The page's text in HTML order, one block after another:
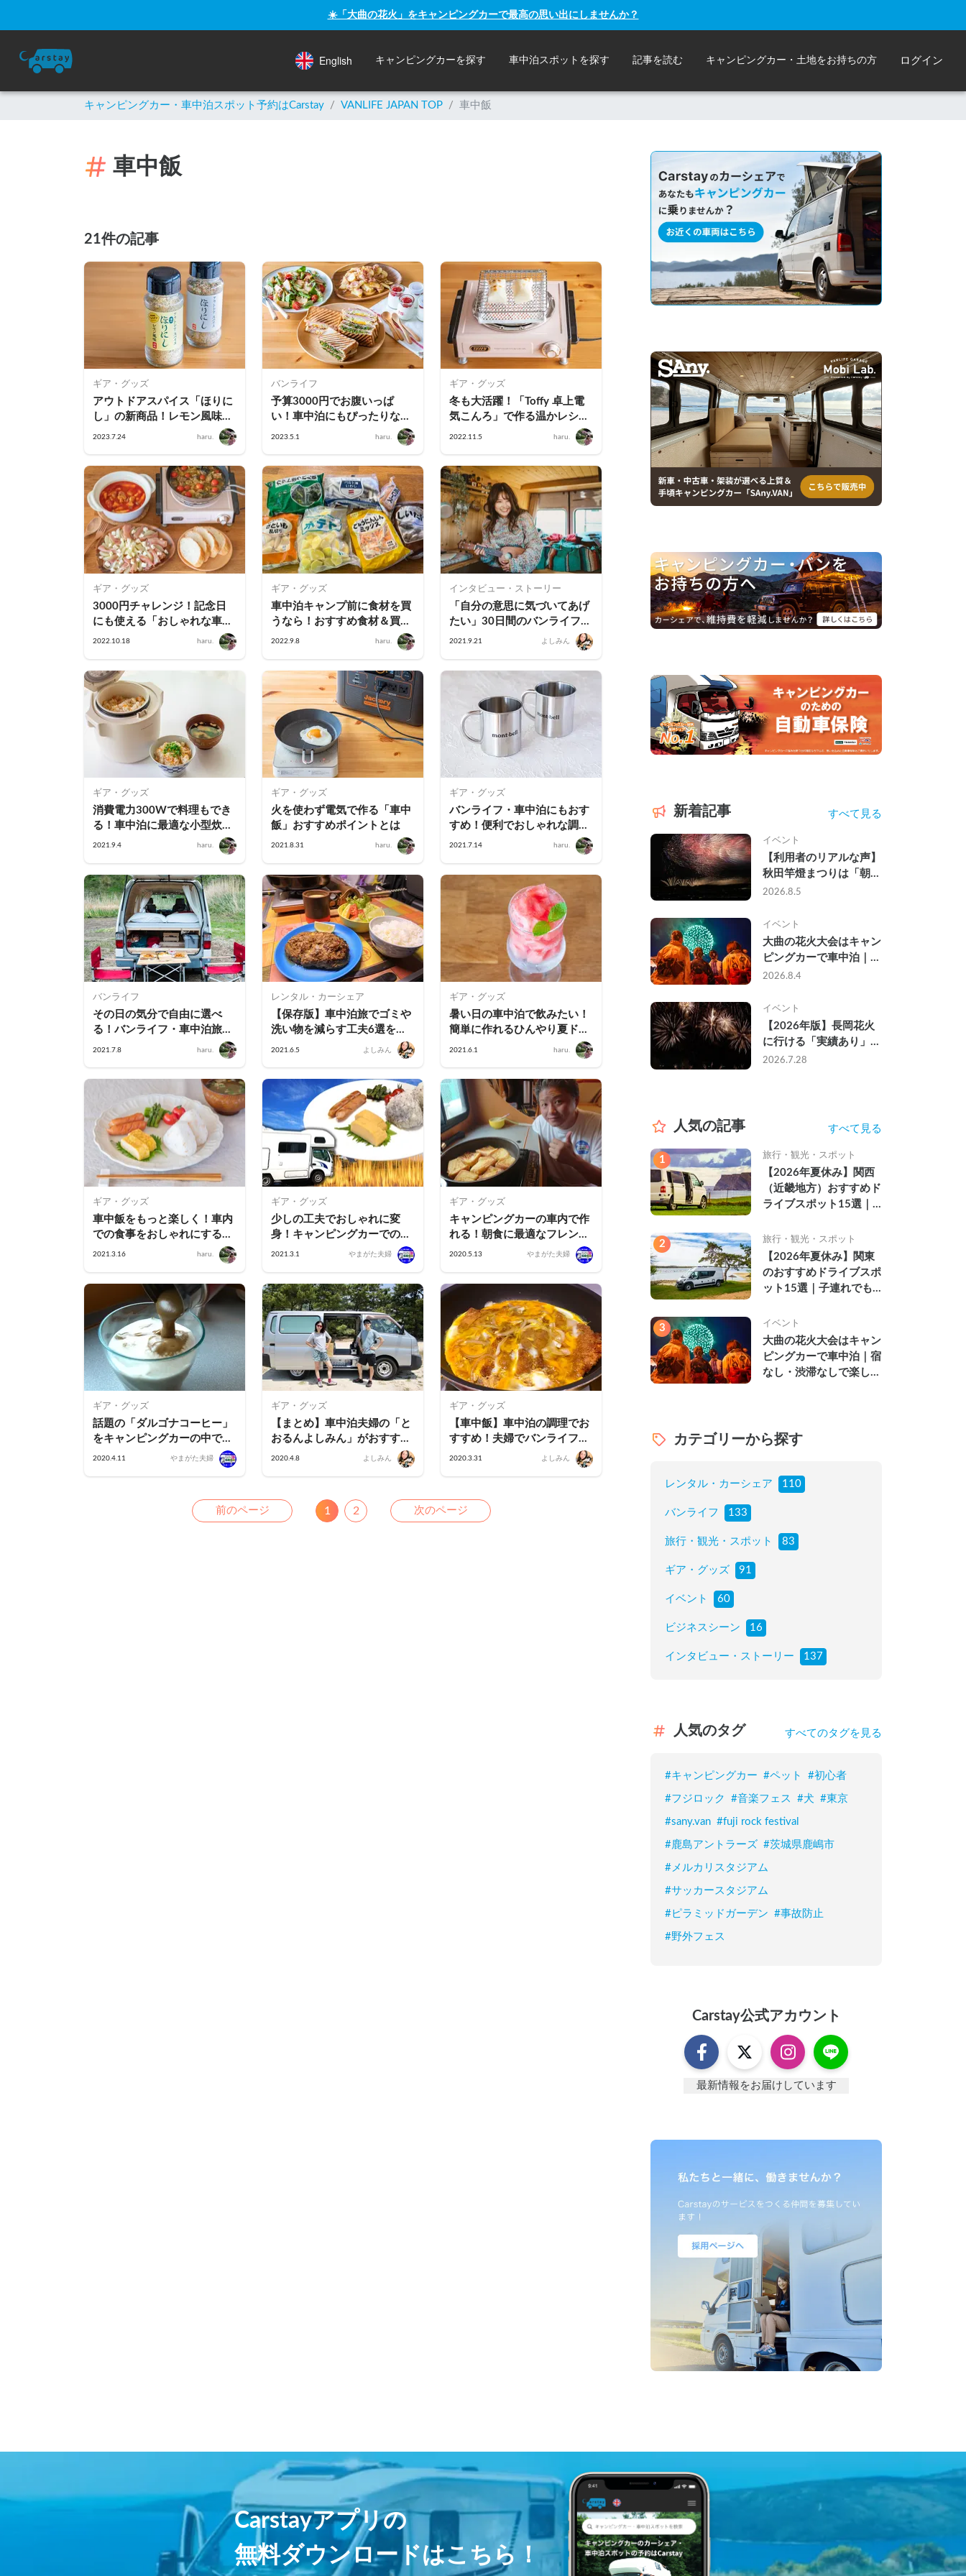
☀️「大曲の花火」をキャンピングカーで最高の思い出にしませんか？
English キャンピングカーを探す 車中泊スポットを探す 記事を読む キャンピングカー・土地をお持ちの方 ログイン
キャンピングカー・車中泊スポット予約はCarstay / VANLIFE JAPAN TOP / 車中飯
車中飯
21件の記事
ギア・グッズ
アウトドアスパイス「ほりに
し」の新商品！レモン風味の
『海のほりにし』
2023.7.24 haru.
バンライフ
予算3000円でお腹いっぱ
い！車中泊にもぴったりな
「春のピクニックレシピ」
2023.5.1 haru.
ギア・グッズ
冬も大活躍！「Toffy 卓上電
気こんろ」で作る温かレシピ
＆便利アイテム
2022.11.5 haru.
ギア・グッズ
3000円チャレンジ！記念日
にも使える「おしゃれな車中
泊キャンプ飯」を作ろう
2022.10.18 haru.
ギア・グッズ
車中泊キャンプ前に食材を買
うなら！おすすめ食材＆買い
出し先と、時短アイデア
2022.9.8 haru.
インタビュー・ストーリー
「自分の意思に気づいてあげ
たい」30日間のバンライフへ
挑戦！｜シンガーソングライ
2021.9.21 よしみん
ギア・グッズ
消費電力300Wで料理もでき
る！車中泊に最適な小型炊飯
器「レコルト コンパクトライ
2021.9.4 haru.
ギア・グッズ
火を使わず電気で作る「車中
飯」おすすめポイントとは
2021.8.31 haru.
ギア・グッズ
バンライフ・車中泊にもおす
すめ！便利でおしゃれな調理
アイテム＆コーヒーグッズ
2021.7.14 haru.
バンライフ
その日の気分で自由に選べ
る！バンライフ・車中泊旅の
「食事のスタイル」
2021.7.8 haru.
レンタル・カーシェア
【保存版】車中泊旅でゴミや
洗い物を減らす工夫6選をご
紹介！
2021.6.5 よしみん
ギア・グッズ
暑い日の車中泊で飲みたい！
簡単に作れるひんやり夏ドリ
ンク6選！
2021.6.1 haru.
ギア・グッズ
車中飯をもっと楽しく！車内
での食事をおしゃれにするお
手軽アイテム＆食材
2021.3.16 haru.
ギア・グッズ
少しの工夫でおしゃれに変
身！キャンピングカーでの
「車中飯」
2021.3.1 やまがた夫婦
ギア・グッズ
キャンピングカーの車内で作
れる！朝食に最適なフレンチ
トーストのレシピ
2020.5.13 やまがた夫婦
ギア・グッズ
話題の「ダルゴナコーヒー」
をキャンピングカーの中で作
ってみた！
2020.4.11 やまがた夫婦
ギア・グッズ
【まとめ】車中泊夫婦の「と
おるんよしみん」がおすすめ
する、100円均一で買える車
2020.4.8 よしみん
ギア・グッズ
【車中飯】車中泊の調理でお
すすめ！夫婦でバンライフを
楽しむ「とおるんよしみん」
2020.3.31 よしみん
前のページ Previous
1 2 次のページ Next
新着記事 すべて見る
イベント
【利用者のリアルな声】
秋田竿燈まつりは「朝か
ら夜まで」の祭り。キャ
組の記録
2026.8.5
イベント
大曲の花火大会はキャン
ピングカーで車中泊｜宿
なし・渋滞なしで楽しむ
2026.8.4
イベント
【2026年版】長岡花火
に行ける「実績あり」の
キャンピングカー3選｜
2026.7.28
人気の記事 すべて見る
1 旅行・観光・スポット
【2026年夏休み】関西
（近畿地方）おすすめド
ライブスポット15選｜
名所を紹介
2 旅行・観光・スポット
【2026年夏休み】関東
のおすすめドライブスポ
ット15選｜子連れでも
ルメ・温泉を徹底解説
3 イベント
大曲の花火大会はキャン
ピングカーで車中泊｜宿
なし・渋滞なしで楽しむ
カテゴリーから探す
レンタル・カーシェア 110
バンライフ 133
旅行・観光・スポット 83
ギア・グッズ 91
イベント 60
ビジネスシーン 16
インタビュー・ストーリー 137
人気のタグ すべてのタグを見る
#キャンピングカー #ペット #初心者
#フジロック #音楽フェス #犬 #東京
#sany.van #fuji rock festival
#鹿島アントラーズ #茨城県鹿嶋市
#メルカリスタジアム
#サッカースタジアム
#ピラミッドガーデン #事故防止
#野外フェス
Carstay公式アカウント
最新情報をお届けしています
Carstayアプリの
無料ダウンロードはこちら！